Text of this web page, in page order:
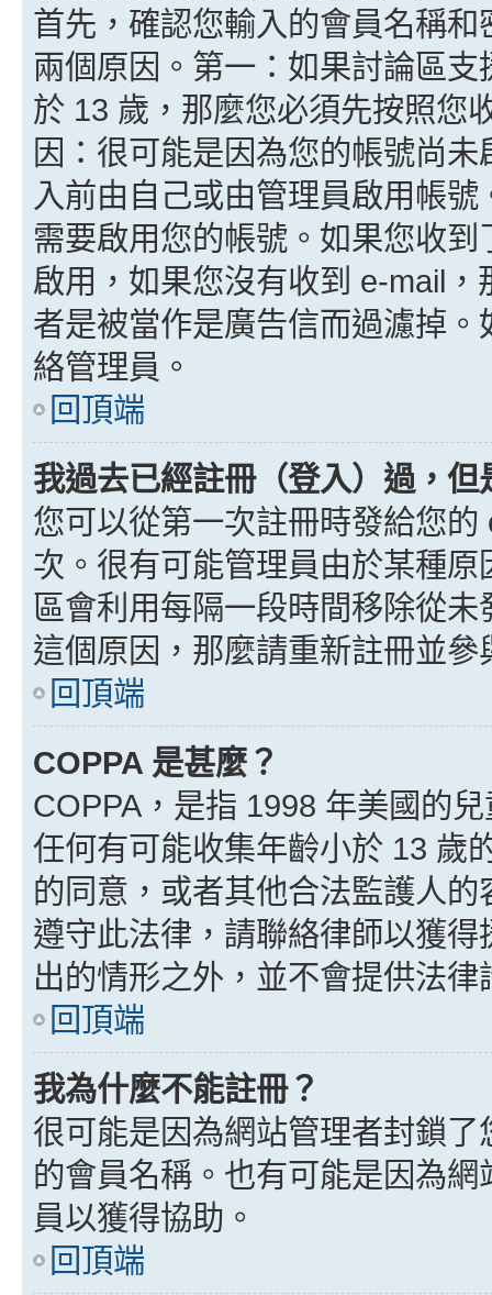
首先，確認您輸入的會員名稱
兩個原因。第一：如果討論區
於 13 歲，那麼您必須先按照您
因：很可能是因為您的帳號尚
入前由自己或由管理員啟用帳
需要啟用您的帳號。如果您收
啟用，如果您沒有收到 e-mail
者是被當作是廣告信而過濾掉
絡管理員。
回頂端
我過去已經註冊（登入）過，
您可以從第一次註冊時發給您
次。很有可能管理員由於某種
區會利用每隔一段時間移除從
這個原因，那麼請重新註冊並參
回頂端
COPPA 是甚麼？
COPPA，是指 1998 年美國的
任何有可能收集年齡小於 13 歲
的同意，或者其他合法監護人
遵守此法律，請聯絡律師以獲
出的情形之外，並不會提供法
回頂端
我為什麼不能註冊？
很可能是因為網站管理者封鎖
的會員名稱。也有可能是因為
員以獲得協助。
回頂端